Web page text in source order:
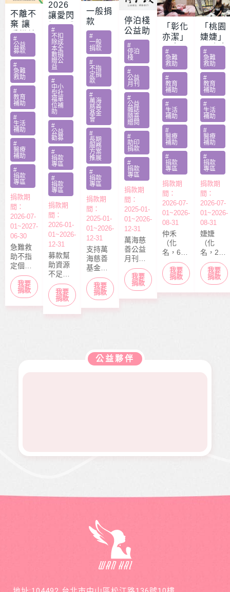
不離不
棄 讓
愛繼續
– 急難
家庭扶
助專案
#
公益
募款
#
急難
救助
#
教育
補助
#
生活
補助
#
醫療
補助
#
捐款
專區
捐款期
間：
2026-07-
01~2027-
06-30
急難救
助不指
定個案
捐款，
募款所
得幫助
我要
捐款
2026
讓愛閃
耀 – 公
益服務
方案補
助專案
勸募活
動指定
捐款
#
不扣
除成
本全
數捐
贈公
益
#
中小
型社
福單
位補
助
#
公益
勸募
#
捐款
專區
#
捐款
專區
捐款期
間：
2026-01-
01~2026-
12-31
募款幫
助資源
不足的
中小型
社福單
位，協
我要
捐款
一般捐
款
#
一般
捐款
#
不指
定捐
款
#
萬海
慈善
基金
會
#
長期
服務
方案
推展
#
捐款
專區
捐款期
間：
2025-01-
01~2026-
12-31
支持萬
海慈善
基金會
長期性
服務方
案推
務工
作，如
我要
捐款
停泊棧
公益助
印
#
停泊
棧
#
公益
月刊
#
公益
雜誌
隨喜
贈閱
#
助印
捐款
#
捐款
專區
捐款期
間：
2025-01-
01~2026-
12-31
萬海慈
善公益
月刊
「停泊
棧」於
每月10
靈、健
康、人
年12期
萬海航
運慈善
基金會
在公益
我要
捐款
「彰化
亦潔」
男童骨
肉癌截
肢化療
受暴單
親媽照
顧陷困
#
急難
救助
#
教育
補助
#
生活
補助
#
醫療
補助
#
捐款
專區
捐款期
間：
2026-07-
01~2026-
08-31
仲禾
（化
名，6
歲），
本該快
快樂樂
短幾個
我要
捐款
「桃園
婕婕」
20歲女
罹肺部
罕病
父兼多
份工愁
醫費
#
急難
救助
#
教育
補助
#
生活
補助
#
醫療
補助
#
捐款
專區
捐款期
間：
2026-07-
01~2026-
08-31
婕婕
（化
名，20
歲）今
年6月底
剛從商
開朗，
我要
捐款
公益夥伴